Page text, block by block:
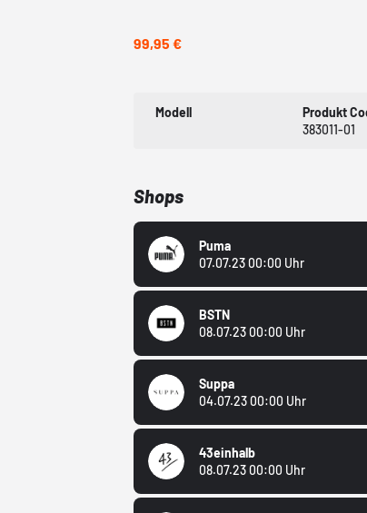
99,95 €
Modell
Produkt
383011-01
Shops
Puma
07.07.23 00:00 Uhr
BSTN
08.07.23 00:00 Uhr
Suppa
04.07.23 00:00 Uhr
43einhalb
08.07.23 00:00 Uhr